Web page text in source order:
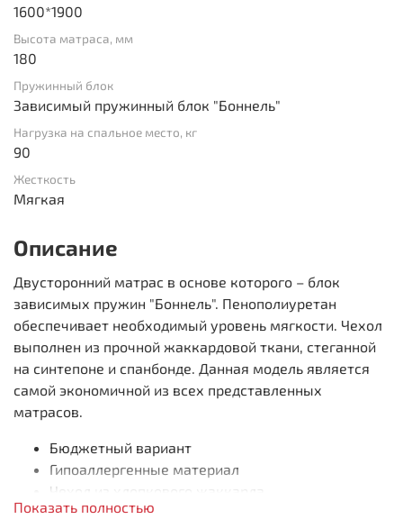
1600*1900
Высота матраса, мм
180
Пружинный блок
Зависимый пружинный блок "Боннель"
Нагрузка на спальное место, кг
90
Жесткость
Мягкая
Описание
Двусторонний матрас в основе которого – блок
зависимых пружин "Боннель". Пенополиуретан
обеспечивает необходимый уровень мягкости. Чехол
выполнен из прочной жаккардовой ткани, стеганной
на синтепоне и спанбонде. Данная модель является
самой экономичной из всех представленных
матрасов.
Бюджетный вариант
Гипоаллергенные материал
Чехол из хлопкового жаккарда
Устойчивый к нагрузкам пружинный блок
Показать полностью